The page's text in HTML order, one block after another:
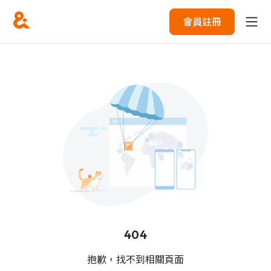
會員註冊
404
抱歉，找不到相關頁面